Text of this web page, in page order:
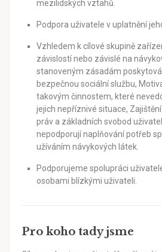
mezilidských vztahů.
Podpora uživatele v uplatnění
Vzhledem k cílové skupině
závislostí nebo závislé na
stanoveným zásadám
bezpečnou sociální službu,
takovým činnostem, které
jejich nepříznivé situace,
práv a základních svobod
nepodporují naplňování potřeb
užíváním návykových látek.
Podporujeme spolupráci
osobami blízkými uživateli.
Pro koho tady jsme